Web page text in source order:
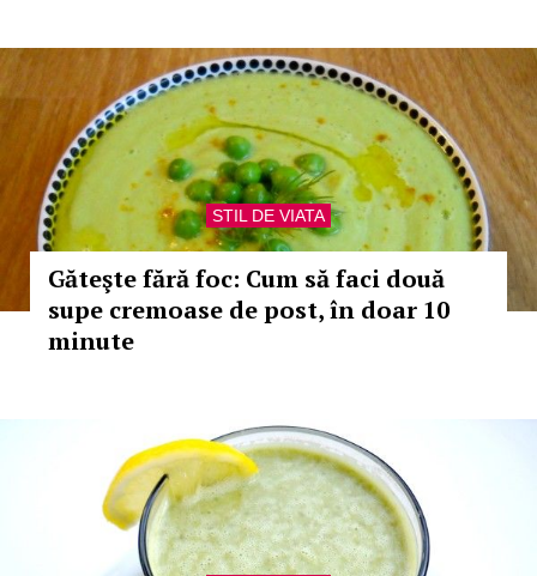
STIL DE VIATA
Găteşte fără foc: Cum să faci două
supe cremoase de post, în doar 10
minute